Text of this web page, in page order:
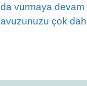
vurmaya
çok